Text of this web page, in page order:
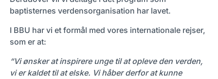
baptisternes verdensorganisation har lavet.
I BBU har vi et formål med vores internationale rejser,
som er at:
“Vi ønsker at inspirere unge til at opleve den verden,
vi er kaldet til at elske. Vi håber derfor at kunne